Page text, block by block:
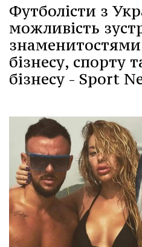
Футболісти з
можливість
бізнесу, спорту
бізнесу - Sport